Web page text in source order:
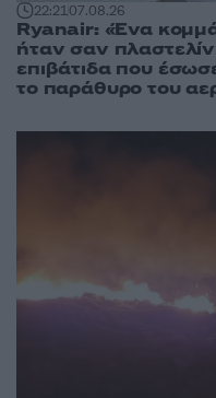
22:2107.08.26
Ryanair: «Ένα
ήταν σαν
επιβάτιδα που
το παράθυρο του